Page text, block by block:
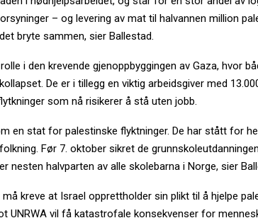
– og levering av mat til halvannen million
bryte sammen, sier Ballestad.
i den krevende gjenoppbyggingen av Gaza, hvor
De er i tillegg en viktig arbeidsgiver med
som nå risikerer å stå uten jobb.
en stat for palestinske flyktninger. De har stått for
Før 7. oktober sikret de
nesten halvparten av alle skolebarna i Norge, sier
kreve at Israel opprettholder sin plikt til å hjelpe
UNRWA vil få katastrofale konsekvenser for